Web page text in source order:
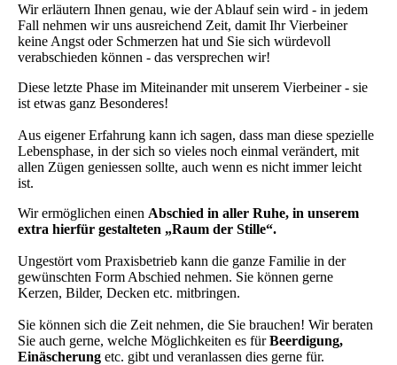
Wir erläutern Ihnen genau, wie der Ablauf sein wird - in jedem
Fall nehmen wir uns ausreichend Zeit, damit Ihr Vierbeiner
keine Angst oder Schmerzen hat und Sie sich würdevoll
verabschieden können - das versprechen wir!
Diese letzte Phase im Miteinander mit unserem Vierbeiner - sie
ist etwas ganz Besonderes!
Aus eigener Erfahrung kann ich sagen, dass man diese spezielle
Lebensphase, in der sich so vieles noch einmal verändert, mit
allen Zügen geniessen sollte, auch wenn es nicht immer leicht
ist.
Wir ermöglichen einen Abschied in aller Ruhe, in unserem
extra hierfür gestalteten „Raum der Stille“.
Ungestört vom Praxisbetrieb kann die ganze Familie in der
gewünschten Form Abschied nehmen. Sie können gerne
Kerzen, Bilder, Decken etc. mitbringen.
Sie können sich die Zeit nehmen, die Sie brauchen! Wir beraten
Sie auch gerne, welche Möglichkeiten es fürBeerdigung,
Einäscherung etc. gibt und veranlassen dies gerne für.